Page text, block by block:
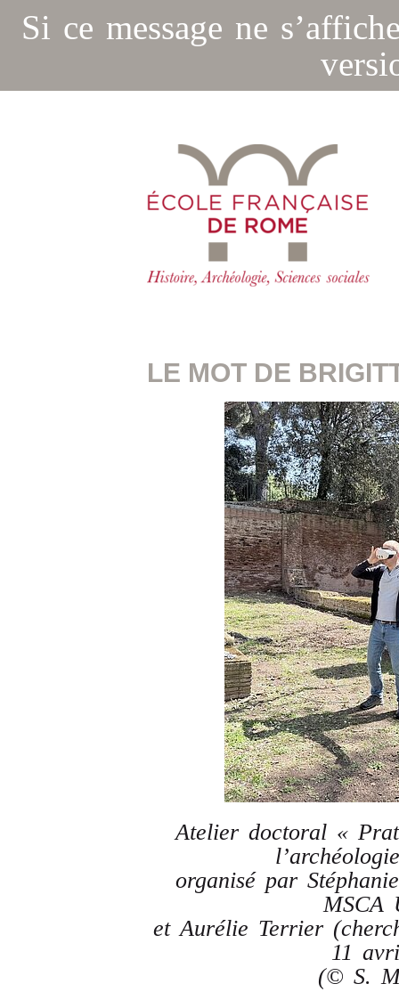
Si ce message ne
LE MOT DE
Atelier doctoral «
organisé par
MSCA
et Aurélie Terrier
11
(© S.